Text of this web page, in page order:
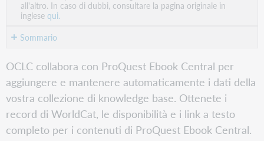
all'altro. In caso di dubbi, consultare la pagina originale in
inglesequi.
Sommario
Get
started
Verificare
che
le
non
OCLC collabora con ProQuest Ebook Central per
aggiungere e mantenere automaticamente i dati della
vostra collezione di knowledge base. Ottenete i
record di WorldCat, le disponibilità e i link a testo
completo per i contenuti di ProQuest Ebook Central.